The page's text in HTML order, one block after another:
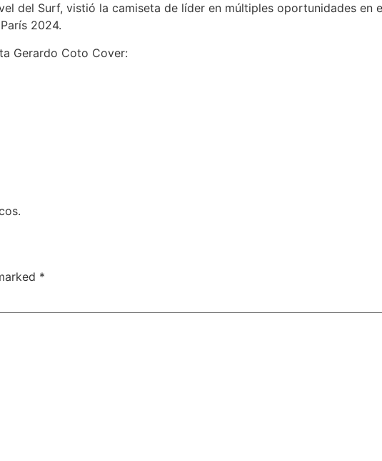
del Surf, vistió la camiseta de líder en múltiples oportunidades en
2024.
Gerardo Coto Cover:
*